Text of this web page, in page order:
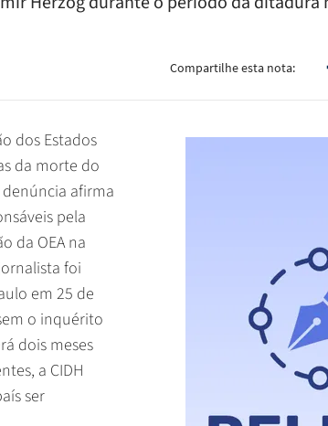
Compartilhe esta nota:
dos Estados
da morte do
afirma
pela
da OEA na
foi
em 25 de
o inquérito
dois meses
a CIDH
ser